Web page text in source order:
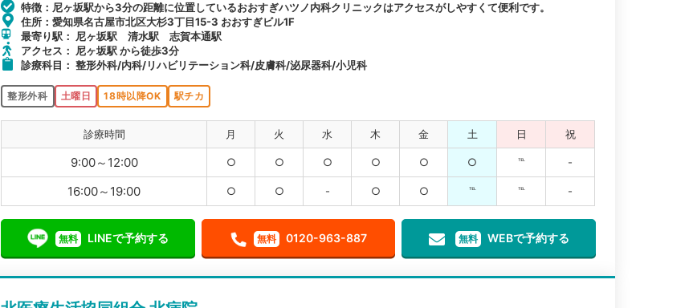
特徴：尼ヶ坂駅から3分の距離に位置しているおおすぎハツノ内科クリニックはアクセスがしやすくて便利です。
住所：愛知県名古屋市北区大杉3丁目15-3 おおすぎビル1F
最寄り駅： 尼ヶ坂駅 清水駅 志賀本通駅
アクセス： 尼ヶ坂駅 から徒歩3分
診療科目： 整形外科/内科/リハビリテーション科/皮膚科/泌尿器科/小児科
整形外科 土曜日 18時以降OK 駅チカ
診療時間 月 火 水 木 金 土 日 祝
9:00～12:00 ○ ○ ○ ○ ○ ○ ℡ -
16:00～19:00 ○ ○ - ○ ○ ℡ ℡ -
無料 LINEで予約する 無料 0120-963-887 無料 WEBで予約する